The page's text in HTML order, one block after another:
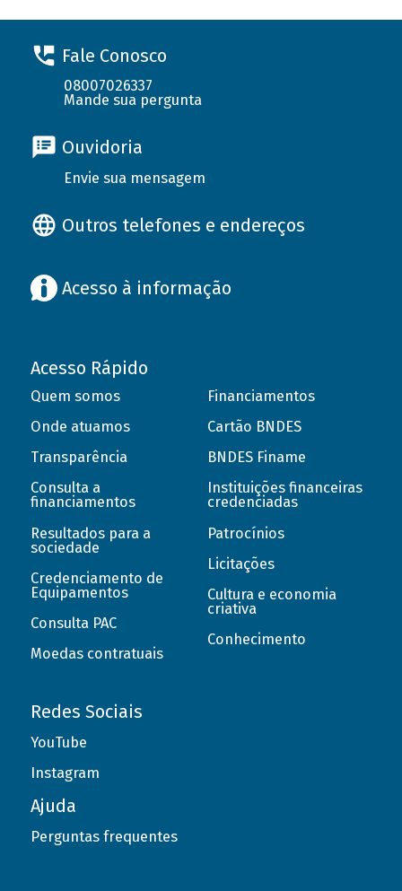
Fale Conosco
08007026337
Mande sua pergunta
Ouvidoria
Envie sua mensagem
Outros telefones e endereços
Acesso à informação
Acesso Rápido
Quem somos
Onde atuamos
Transparência
Consulta a
financiamentos
Resultados para a
sociedade
Credenciamento de
Equipamentos
Consulta PAC
Moedas contratuais
Financiamentos
Cartão BNDES
BNDES Finame
Instituições financeiras
credenciadas
Patrocínios
Licitações
Cultura e economia
criativa
Conhecimento
Redes Sociais
YouTube
Instagram
Ajuda
Perguntas frequentes